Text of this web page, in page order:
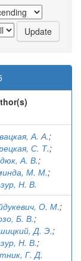
А. А.;
С. Т.;
А. В.;
М. М.;
Н. В.
О. М.;
Б. В.;
Д. Э.;
Н. В.;
Г. Д.